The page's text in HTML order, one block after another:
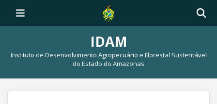
IDAM
Instituto de Desenvolvimento Agropecuário e Florestal Sustentável
do Estado do Amazonas